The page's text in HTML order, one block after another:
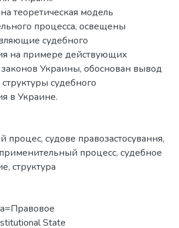
теоретическая модель
процесса, освещены
судебного
на примере действующих
Украины, обоснован вывод
судебного
в Украине.
процес, судове правозастосування,
процесс, судебное
, структура
State